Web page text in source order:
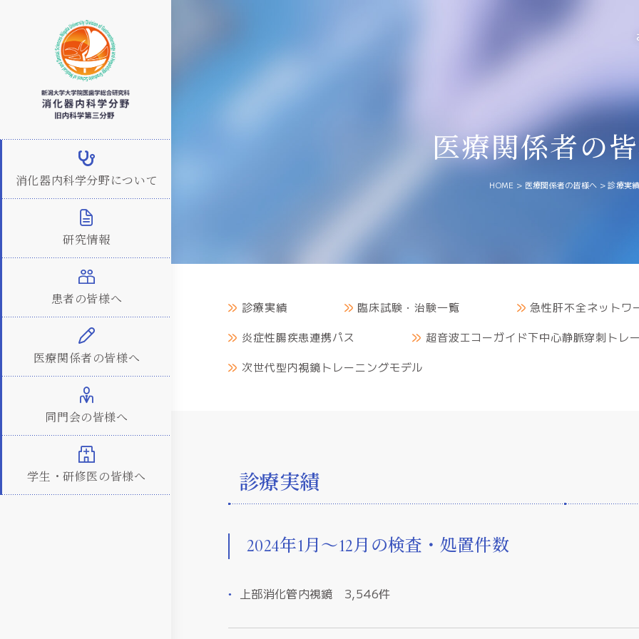
消化器内科学分野について
研究情報
患者の皆様へ
医療関係者の皆様へ
同門会の皆様へ
学生・研修医の皆様へ
医療関係者の
HOME > 医療関係者の皆様へ >診療実績
診療実績 臨床試験・治験一覧 急性肝不全ネットワ
炎症性腸疾患連携パス
超音波エコーガイド下中心静脈穿刺トレ
次世代型内視鏡トレーニングモデル
診療実績
2024年1月〜12月の検査・処置件数
上部消化管内視鏡 3,546件